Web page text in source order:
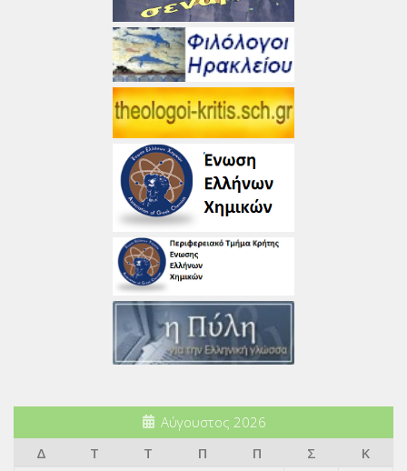
Αύγουστος 2026
Δ
Τ Τ Π Π Σ
Κ